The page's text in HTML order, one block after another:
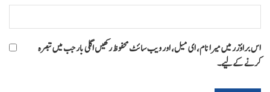
اس براؤزر میں میرا نام، ای میل، اور ویب سائٹ محفوظ رکھیں اگلی بار جب میں تبصرہ
کرنے کےلیے۔